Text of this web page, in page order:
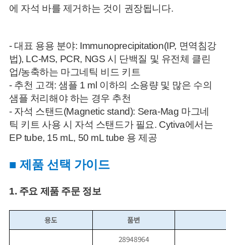
에 자석 바를 제거하는 것이 권장됩니다.
- 대표 용용 분야: Immunoprecipitation(IP, 면역침강
법), LC-MS, PCR, NGS 시 단백질 및 유전체 클린
업/농축하는 마그네틱 비드 키트
- 추천 고객: 샘플 1 ml 이하의 소용량 및 많은 수의
샘플 처리해야 하는 경우 추천
- 자석 스탠드(Magnetic stand): Sera-Mag 마그네
틱 키트 사용 시 자석 스탠드가 필요. Cytiva에서는
EP tube, 15 mL, 50 mL tube 용 제공
■ 제품 선택 가이드
1. 주요 제품 주문 정보
용도 품번
28948964